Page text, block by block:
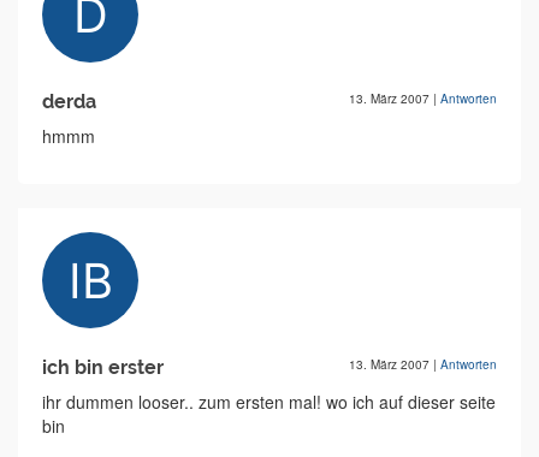
derda 13. März 2007 | Antworten
hmmm
ich bin erster 13. März 2007 | Antworten
ihr dummen looser.. zum ersten mal! wo ich auf dieser seite
bin